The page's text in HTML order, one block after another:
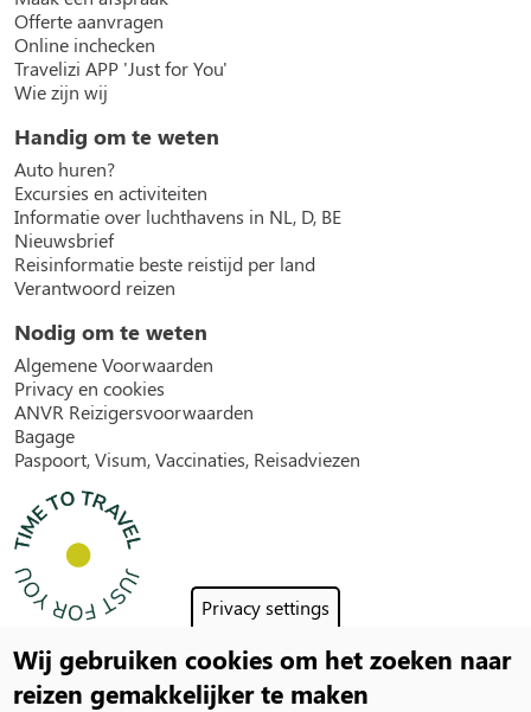
Privacy settings
Wij gebruiken cookies om het zoeken naar
reizen gemakkelijker te maken
Offerte aanvragen
Online inchecken
Travelizi APP 'Just for You'
Wie zijn wij
Handig om te weten
Auto huren?
Excursies en activiteiten
Informatie over luchthavens in NL, D, BE
Nieuwsbrief
Reisinformatie beste reistijd per land
Verantwoord reizen
Nodig om te weten
Algemene Voorwaarden
Privacy en cookies
ANVR Reizigersvoorwaarden
Bagage
Paspoort, Visum, Vaccinaties, Reisadviezen
Social